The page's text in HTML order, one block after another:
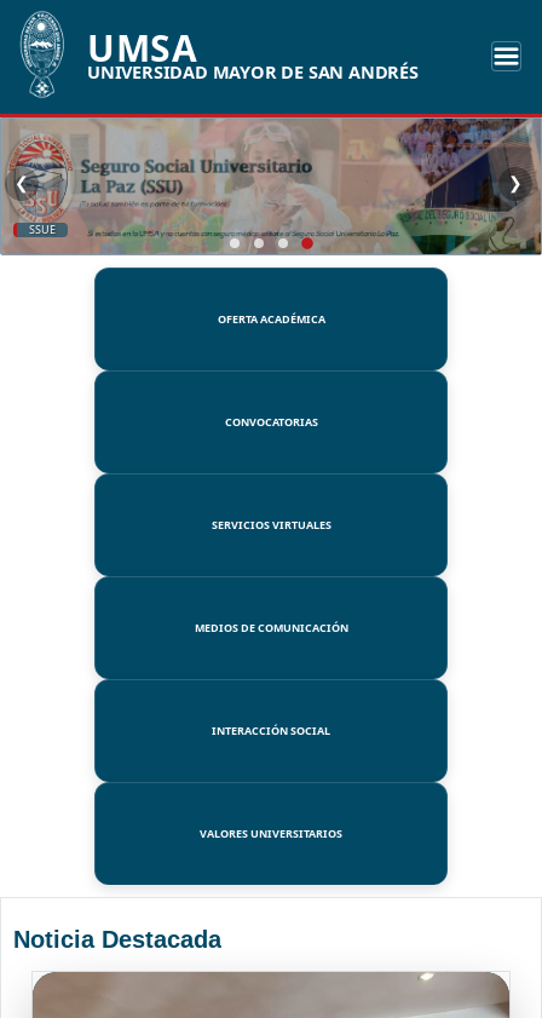
UMSA
UNIVERSIDAD MAYOR DE SAN ANDRÉS
SSUE
❮ ❯
OFERTA ACADÉMICA
CONVOCATORIAS
SERVICIOS VIRTUALES
MEDIOS DE COMUNICACIÓN
INTERACCIÓN SOCIAL
VALORES UNIVERSITARIOS
Noticia Destacada